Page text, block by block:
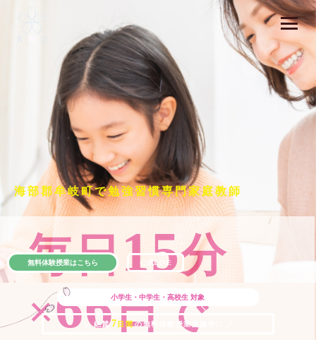
海部郡牟岐町で勉強習慣専門家庭教師
毎日15分
×66日で
小学生・中学生・高校生 対象
＼ 絶賛 7 日間の無料体験授業実施中!! ／
無料体験授業はこちら 公式LINE